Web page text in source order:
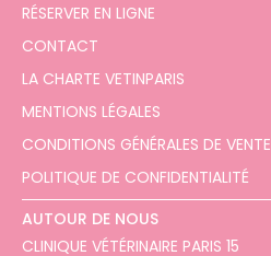
RÉSERVER EN LIGNE
CONTACT
LA CHARTE VETINPARIS
MENTIONS LÉGALES
CONDITIONS GÉNÉRALES DE VENTE
POLITIQUE DE CONFIDENTIALITÉ
AUTOUR DE NOUS
CLINIQUE VÉTÉRINAIRE PARIS 15